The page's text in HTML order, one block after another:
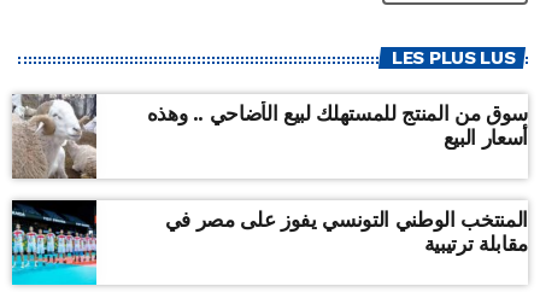
LES PLUS LUS
سوق من المنتج للمستهلك لبيع الأضاحي .. وهذه
أسعار البيع
المنتخب الوطني التونسي يفوز على مصر في
مقابلة ترتيبية